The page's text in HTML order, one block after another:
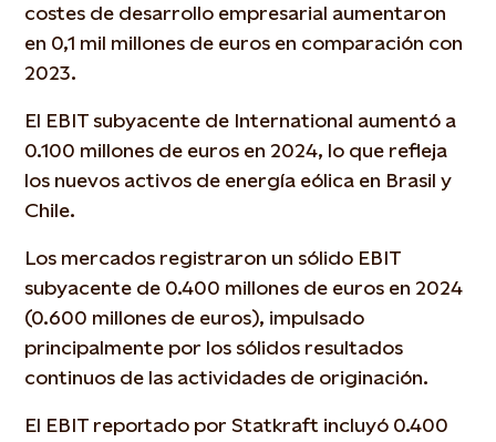
costes de desarrollo empresarial aumentaron
en 0,1 mil millones de euros en comparación con
2023.
El EBIT subyacente de International aumentó a
0.100 millones de euros en 2024, lo que refleja
los nuevos activos de energía eólica en Brasil y
Chile.
Los mercados registraron un sólido EBIT
subyacente de 0.400 millones de euros en 2024
(0.600 millones de euros), impulsado
principalmente por los sólidos resultados
continuos de las actividades de originación.
El EBIT reportado por Statkraft incluyó 0.400